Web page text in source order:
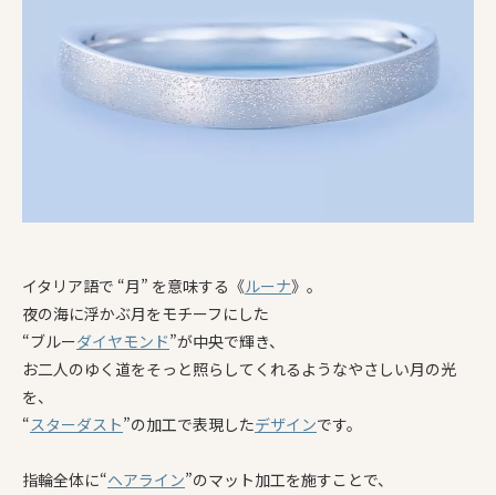
イタリア語で “月” を意味する《ルーナ》。
夜の海に浮かぶ月をモチーフにした
“ブルーダイヤモンド”が中央で輝き、
お二人のゆく道をそっと照らしてくれるようなやさしい月の光
を、
“スターダスト”の加工で表現したデザインです。
指輪全体に“ヘアライン”のマット加工を施すことで、